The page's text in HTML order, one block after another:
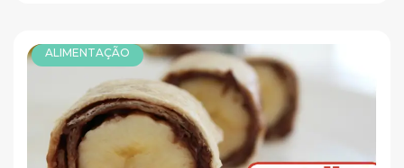
ALIMENTAÇÃO